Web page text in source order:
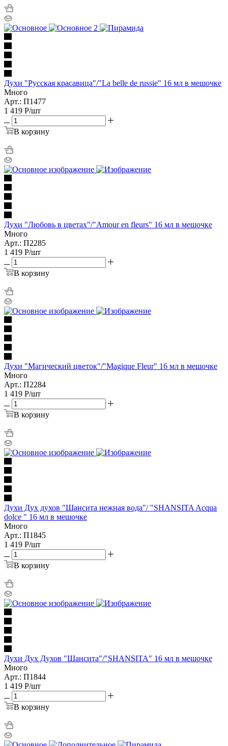
Духи "Русская красавица"/"La belle de russie" 16 мл в мешочке
Много
Арт.: П1477
1 419 Р/шт
В корзину
Духи "Любовь в цветах"/"Amour en fleurs" 16 мл в мешочке
Много
Арт.: П2285
1 419 Р/шт
В корзину
Духи "Магический цветок"/"Magique Fleur" 16 мл в мешочке
Много
Арт.: П2284
1 419 Р/шт
В корзину
Духи Дух духов "Шансита нежная вода"/ "SHANSITA Acqua
dolce " 16 мл в мешочке
Много
Арт.: П1845
1 419 Р/шт
В корзину
Духи Дух Духов "Шансита"/"SHANSITA" 16 мл в мешочке
Много
Арт.: П1844
1 419 Р/шт
В корзину